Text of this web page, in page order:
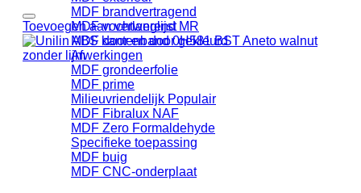
MDF brandvertragend
MDF vochtwerend MR
MDF door en door gekleurd
Afwerkingen
MDF grondeerfolie
MDF prime
Milieuvriendelijk
MDF Fibralux NAF
MDF Zero Formaldehyde
Specifieke toepassing
MDF buig
MDF CNC-onderplaat
Toevoegen aan verlanglijst